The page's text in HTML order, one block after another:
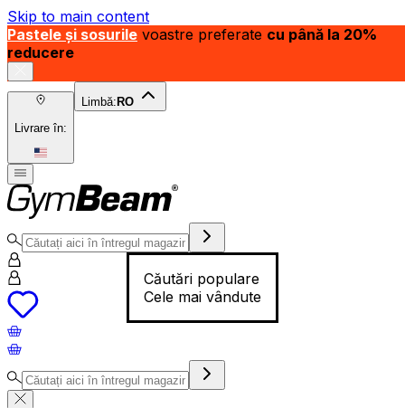
Skip to main content
Pastele și sosurile voastre preferate cu până la 20%
reducere
Livrare în:
Limbă: RO
Căutări populare
Cele mai vândute